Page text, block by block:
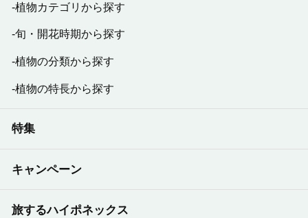
植物カテゴリから探す
旬・開花時期から探す
植物の分類から探す
植物の特長から探す
特集
キャンペーン
旅するハイポネックス